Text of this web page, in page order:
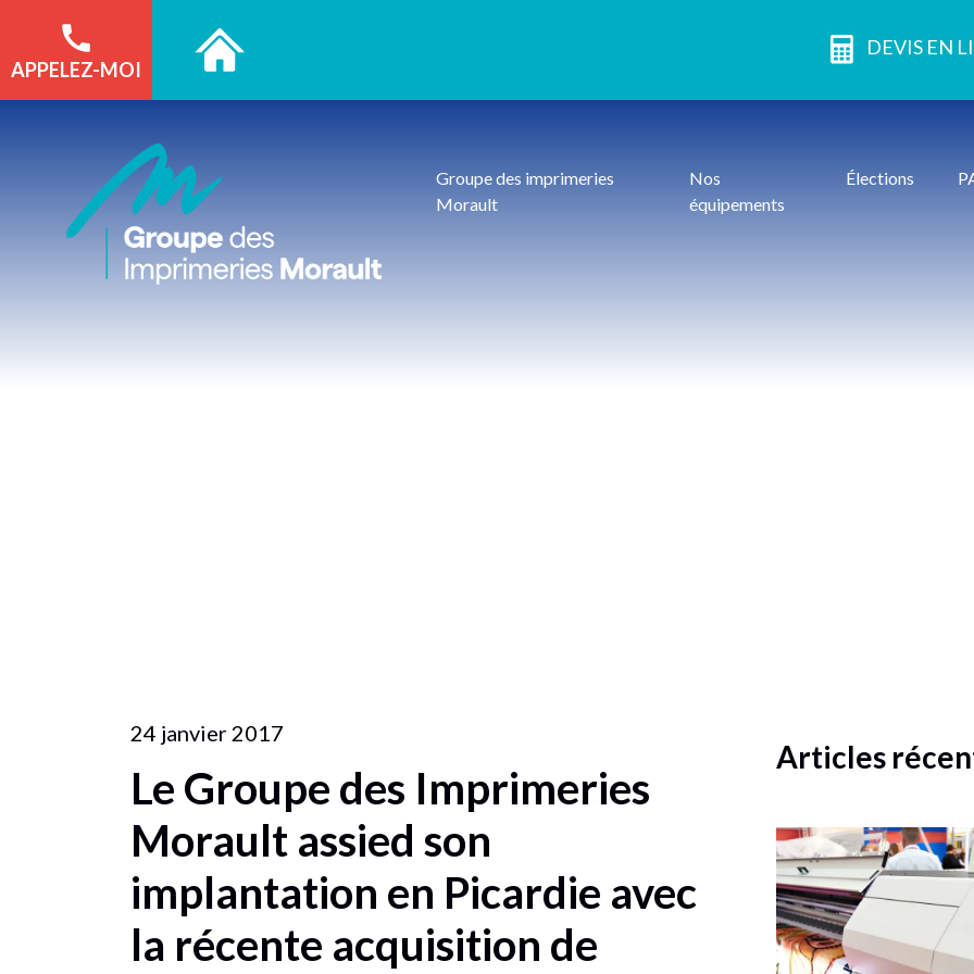
APPELEZ-MOI
DEVIS EN
Groupe des imprimeries
Morault
Nos
équipements
Élections
24 janvier 2017
Le Groupe des Imprimeries
Morault assied son
implantation en Picardie avec
la récente acquisition de
Articles